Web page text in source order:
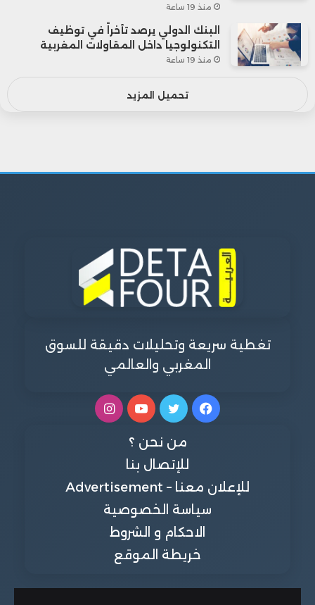
منذ 19 ساعة
البنك الدولي يرصد تأخراً في توظيف
التكنولوجيا داخل المقاولات المغربية
منذ 19 ساعة
تحميل المزيد
تغطية سريعة وتحليلات دقيقة للسوق
المغربي والعالمي
فيسبوكتويتر يوتيوبانستقرام
من نحن ؟
للإتصال بنا
للإعلان معنا – Advertisement
سياسة الخصوصية
الاحكام و الشروط
خريطة الموقع